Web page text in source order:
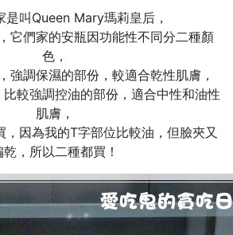
是叫Queen Mary瑪莉皇后，
它們家的安瓶因功能性不同分二種顏
色，
強調保濕的部份，較適合乾性肌膚，
較強調控油的部份，適合中性和油性
肌膚，
，因為我的T字部位比較油，但臉夾又
乾，所以二種都買！